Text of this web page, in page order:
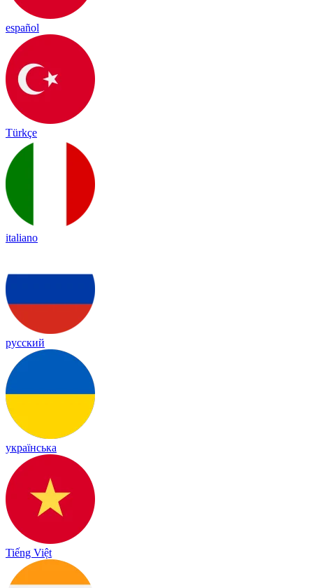
español
Türkçe
italiano
русский
українська
Tiếng Việt